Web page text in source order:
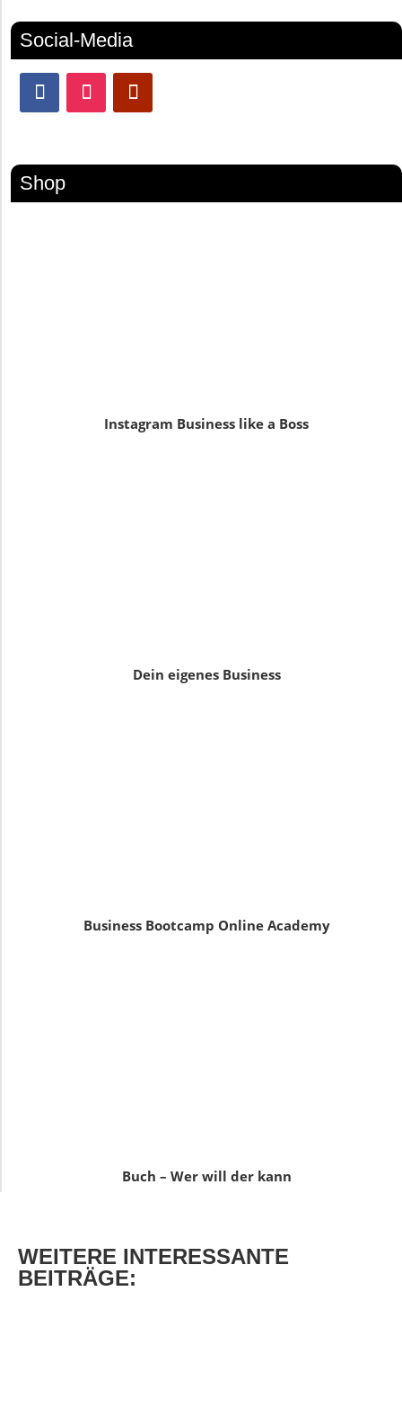
Social-Media
Shop
Instagram Business like a Boss
Dein eigenes Business
Business Bootcamp Online Academy
Buch – Wer will der kann
WEITERE INTERESSANTE
BEITRÄGE: